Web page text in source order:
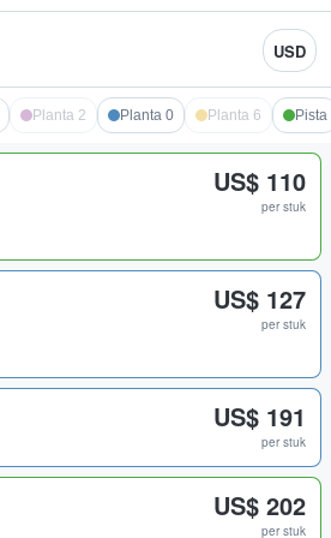
USD
Planta 2 Planta 0 Planta 6 Pista
US$ 110
per stuk
US$ 127
per stuk
US$ 191
per stuk
US$ 202
per stuk